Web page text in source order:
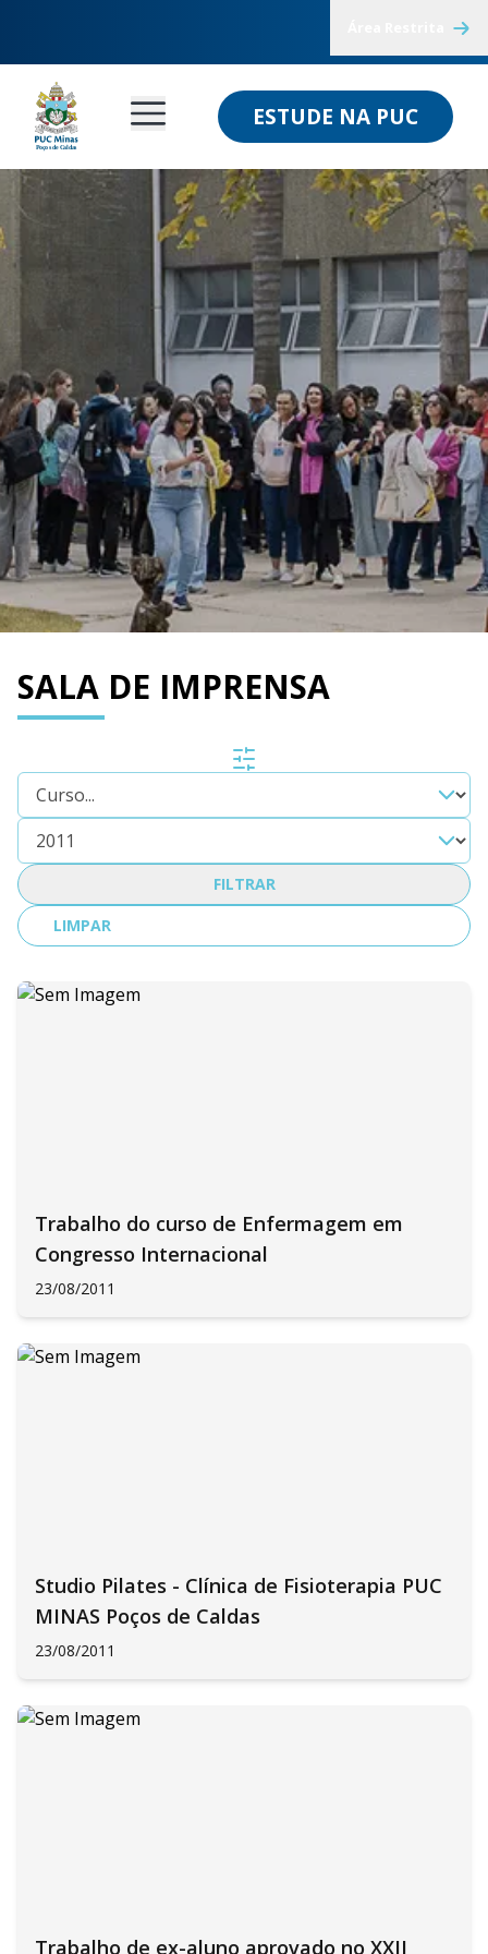
ESTUDE NA PUC
SALA DE IMPRENSA
FILTRAR
LIMPAR
Trabalho do curso de Enfermagem em
Congresso Internacional
23/08/2011
Studio Pilates - Clínica de Fisioterapia PUC
MINAS Poços de Caldas
23/08/2011
Trabalho de ex-aluno aprovado no XXII